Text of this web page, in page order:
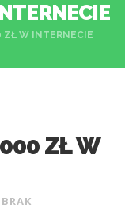
ZŁ W INTERNECIE
ZŁ W
BRAK